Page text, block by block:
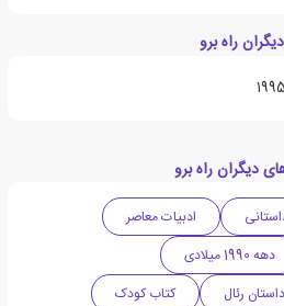
راه برو
دیگران راه برو
ادبیات معاصر
دهه 1990 میلادی
داستان رئال
کتاب کودک